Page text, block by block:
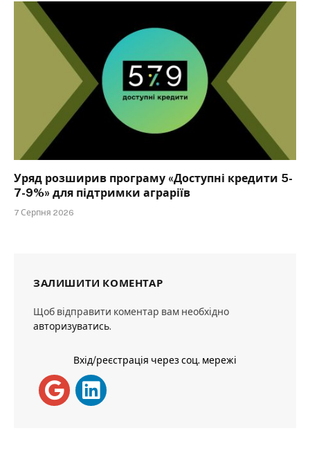
Уряд розширив програму «Доступні кредити 5-
7-9%» для підтримки аграріїв
7 Серпня 2026
ЗАЛИШИТИ КОМЕНТАР
Щоб відправити коментар вам необхідно
авторизуватись.
Вхід/реєстрація через соц. мережі